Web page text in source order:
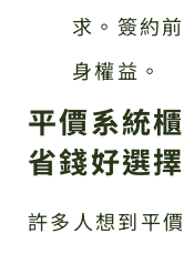
求。簽約
身權益。
平價系統
省錢好選擇
許多人想到平